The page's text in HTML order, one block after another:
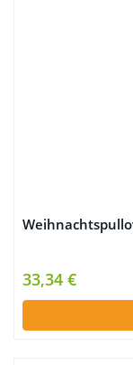
33,34 €